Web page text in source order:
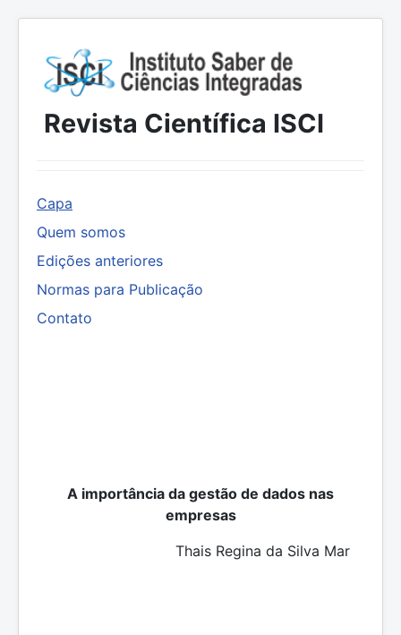
Revista Científica ISCI
Capa
Quem somos
Edições anteriores
Normas para Publicação
Contato
A importância da gestão de dados nas
empresas
Thais Regina da Silva Mar